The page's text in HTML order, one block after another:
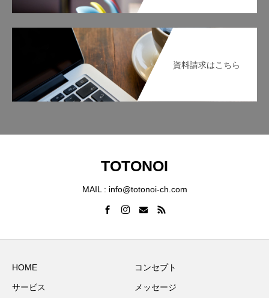
資料請求はこちら
TOTONOI
MAIL : info@totonoi-ch.com
HOME コンセプト
サービス メッセージ